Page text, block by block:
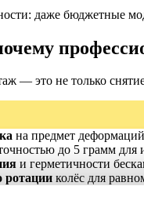
даже бюджетные
— это не только
на предмет
до 5 грамм для
и герметичности
ротации колёс для